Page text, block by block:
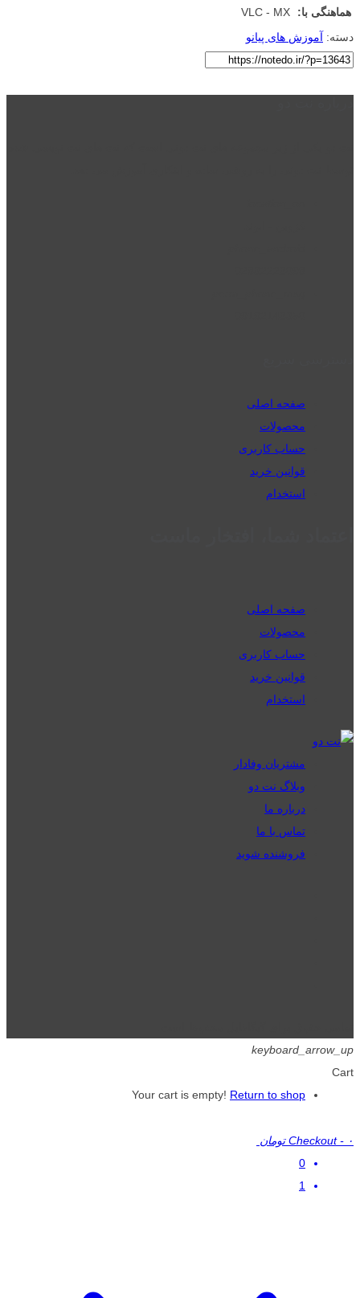
هماهنگی با:
VLC - MX
دسته: آموزش های پیانو
صفحه اصلی
محصولات
حساب کاربری
قوانین خرید
استخدام
صفحه اصلی
محصولات
حساب کاربری
قوانین خرید
استخدام
مشتریان وفادار
وبلاگ نت دو
درباره ما
تماس با ما
فروشنده شوید
keyboard_arrow_up
Cart
Your cart is empty! Return to shop
Checkout - ۰ تومان
0
1